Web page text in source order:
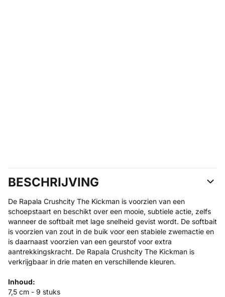
BESCHRIJVING
De Rapala Crushcity The Kickman is voorzien van een
schoepstaart en beschikt over een mooie, subtiele actie, zelfs
wanneer de softbait met lage snelheid gevist wordt. De softbait
is voorzien van zout in de buik voor een stabiele zwemactie en
is daarnaast voorzien van een geurstof voor extra
aantrekkingskracht. De Rapala Crushcity The Kickman is
verkrijgbaar in drie maten en verschillende kleuren.
Inhoud:
7,5 cm - 9 stuks